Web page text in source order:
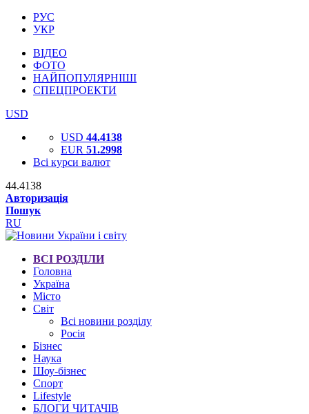
РУС
УКР
ВІДЕО
ФОТО
НАЙПОПУЛЯРНІШІ
СПЕЦПРОЕКТИ
USD
USD 44.4138
EUR 51.2998
Всі курси валют
44.4138
Авторизація
Пошук
RU
ВСІ РОЗДІЛИ
Головна
Україна
Місто
Світ
Всі новини розділу
Росія
Бізнес
Наука
Шоу-бізнес
Спорт
Lifestyle
БЛОГИ ЧИТАЧІВ